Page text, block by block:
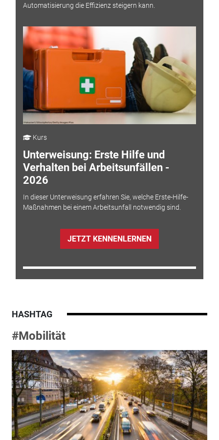
Automatisierung die Effizienz steigern kann.
Kurs
Unterweisung: Erste Hilfe und
Verhalten bei Arbeitsunfällen -
2026
In dieser Unterweisung erfahren Sie, welche Erste-Hilfe-
Maßnahmen bei einem Arbeitsunfall notwendig sind.
JETZT KENNENLERNEN
HASHTAG
#Mobilität